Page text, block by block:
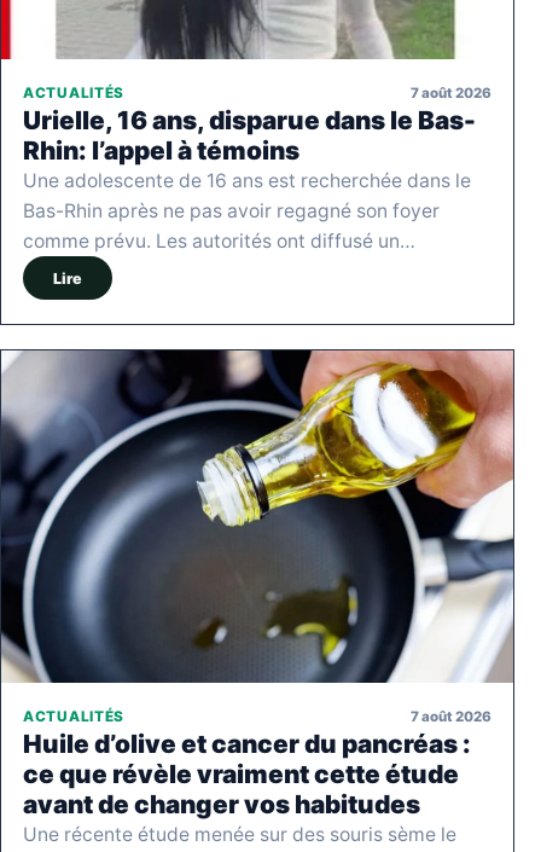
ACTUALITÉS 7 août 2026
Urielle, 16 ans, disparue dans le Bas-
Rhin: l’appel à témoins
Une adolescente de 16 ans est recherchée dans le
Bas-Rhin après ne pas avoir regagné son foyer
comme prévu. Les autorités ont diffusé un…
Lire
ACTUALITÉS 7 août 2026
Huile d’olive et cancer du pancréas :
ce que révèle vraiment cette étude
avant de changer vos habitudes
Une récente étude menée sur des souris sème le